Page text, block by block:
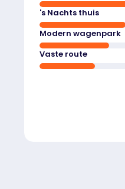
Ploegentoeslag
Korte reistijd
Doorgroeikansen
's Nachts thuis
Modern wagenpark
Vaste route